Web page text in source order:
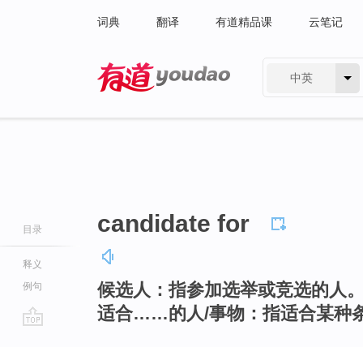
词典 翻译 有道精品课 云笔记
中英
目录
释义
例句
candidate for
候选人：指参加选举或竞选的人
适合……的人/事物：指适合某种